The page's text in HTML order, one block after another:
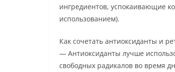
ингредиентов, успокаивающие
использованием).
Как сочетать антиоксиданты и
— Антиоксиданты лучше
свободных радикалов во время